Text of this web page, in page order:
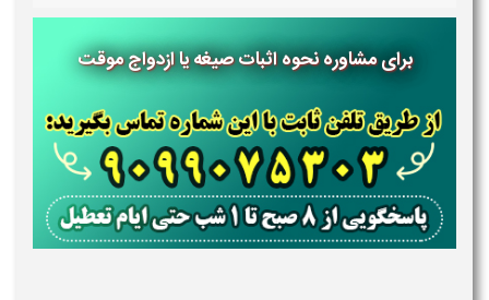
برای مشاوره نحوه اثبات صیغه یا ازدواج موقت